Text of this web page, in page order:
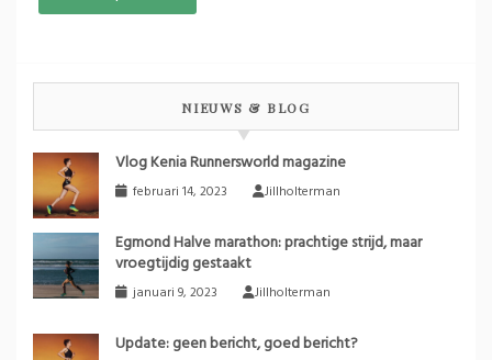
NIEUWS & BLOG
Vlog Kenia Runnersworld magazine
februari 14, 2023 Jillholterman
Egmond Halve marathon: prachtige strijd, maar
vroegtijdig gestaakt
januari 9, 2023 Jillholterman
Update: geen bericht, goed bericht?